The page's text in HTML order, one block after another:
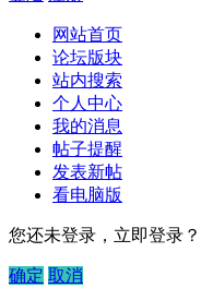
网站首页
论坛版块
站内搜索
个人中心
我的消息
帖子提醒
发表新帖
看电脑版
您还未登录，立即登录？
确定 取消